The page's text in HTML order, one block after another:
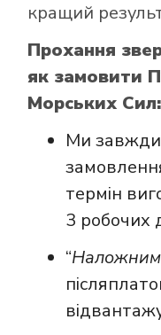
кращий
Прохання
як замовити
Морських Сил:
Ми завжди
термін
3 робочих
“Наложним